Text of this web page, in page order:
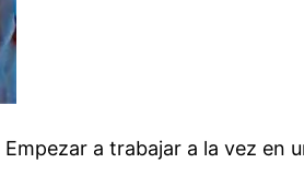
Empezar a trabajar a la vez en